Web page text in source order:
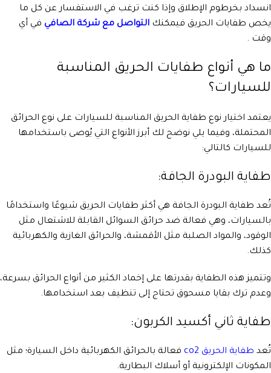
انسداد بخرطوم الإطلاق وإذا كنت ترغب في الاستفسار عن كل ما
يخص طفايات الحريق فيمكنك التواصل مع شركة الصافي في أي
وقت .
ما هي أنواع طفايات الحريق المناسبة
للسيارات؟
يعتمد اختيار نوع طفاية الحريق المناسبة للسيارات على نوع الحرائق
المحتملة، وفيما يلي نوضح لك أبرز الأنواع التي يُوصى باستخدامها
للسيارات كالتالي:
طفاية البودرة الجافة:
تُعد طفاية البودرة الجافة هي أكثر طفايات الحريق شيوعًا واستخدامًا
بالسيارات، وهي فعالة ضد حرائق السوائل القابلة للاشتعال مثل
الوقود، والمواد الصلبة مثل الأقمشة، والحرائق الغازية والكهربائية
كذلك.
وتتميز هذه الطفاية بقدرتها على إخماد الكثير من أنواع الحرائق بسرعة،
وعدم ترك بقايا مسحوق تحتاج إلى تنظيف بعد استخدامها.
طفاية ثاني أكسيد الكربون:
تُعد طفاية الحريق co2
فعالة بالحرائق الكهربائية داخل السيارة؛ مثل
المكونات الإلكترونية أو أسلاك البطارية.